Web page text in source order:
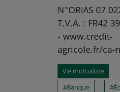
N°ORIAS 07
T.V.A. : FR42
- www.credit-
agricole.fr/ca-
Vie mutualiste
Banque